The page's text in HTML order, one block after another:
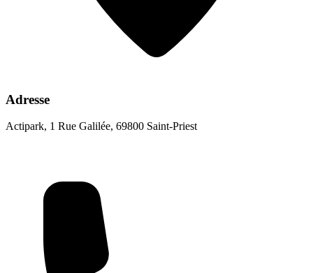
Adresse
Actipark, 1 Rue Galilée, 69800 Saint-Priest